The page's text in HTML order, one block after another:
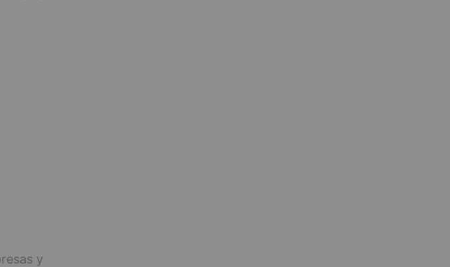
y